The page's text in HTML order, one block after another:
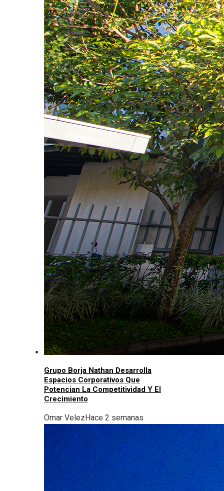
Grupo Borja Nathan Desarrolla
Espacios Corporativos Que
Potencian La Competitividad Y El
Crecimiento
Omar VelezHace 2 semanas